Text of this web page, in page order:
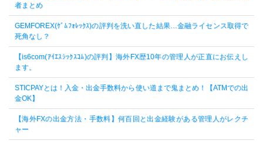
者まとめ
GEMFOREX(ｹﾞﾑﾌｫﾚｯｸｽ)の評判を洗い直した結果…金融ライセンス取得で
死角なし？
【is6com(ｱｲｴｽｼｯｸｽｺﾑ)の評判】海外FX歴10年の管理人が正直にお伝えし
ます。
STICPAYとは！入金・出金手数料から使い道まで鬼まとめ！【ATMでの出
金OK】
【海外FXの出金方法・手数料】何百回と出金経験がある管理人がレクチ
ャー